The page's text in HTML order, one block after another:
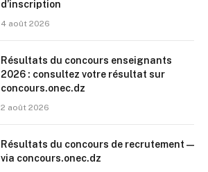
d’inscription
4 août 2026
Résultats du concours enseignants
2026 : consultez votre résultat sur
concours.onec.dz
2 août 2026
Résultats du concours de recrutement —
via concours.onec.dz